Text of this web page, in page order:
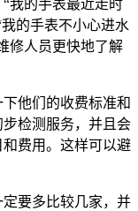
我的手表最近走时
的手表不小心进水
修人员更快地了解
他们的收费标准和
检测服务，并且会
费用。这样可以避
要多比较几家，并